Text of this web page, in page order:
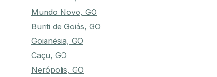
Mundo Novo, GO
Buriti de Goiás, GO
Goianésia, GO
Caçu, GO
Nerópolis, GO